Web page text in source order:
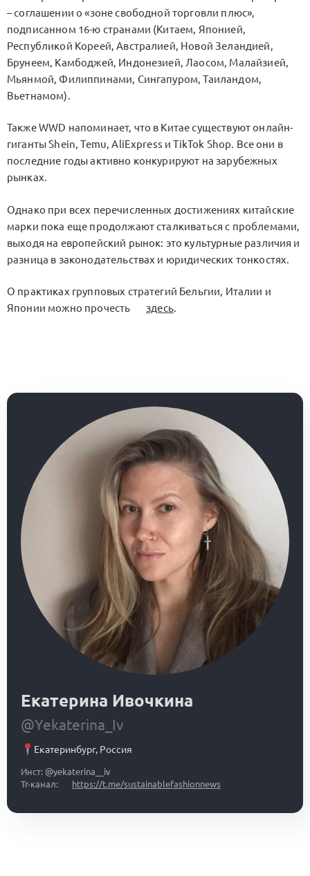
– соглашении о «зоне свободной торговли плюс»,
подписанном 16-ю странами (Китаем, Японией,
Республикой Кореей, Австралией, Новой Зеландией,
Брунеем, Камбоджей, Индонезией, Лаосом, Малайзией,
Мьянмой, Филиппинами, Сингапуром, Таиландом,
Вьетнамом).
Также WWD напоминает, что в Китае существуют онлайн-
гиганты Shein, Temu, AliExpress и TikTok Shop. Все они в
последние годы активно конкурируют на зарубежных
рынках.
Однако при всех перечисленных достижениях китайские
марки пока еще продолжают сталкиваться с проблемами,
выходя на европейский рынок: это культурные различия и
разница в законодательствах и юридических тонкостях.
О практиках групповых стратегий Бельгии, Италии и
Японии можно прочесть
здесь.
Екатерина Ивочкина
@Yekaterina_Iv
Екатеринбург, Россия
Инст: @yekaterina__iv
Тг-канал:
https://t.me/sustainablefashionnews